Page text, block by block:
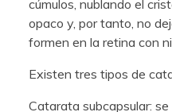
cúmulos, nublando el
opaco y, por tanto, no
formen en la retina con
Existen tres tipos de
Catarata subcapsular: